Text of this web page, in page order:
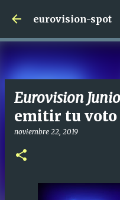
Ir al
eurovision-spot
Eurovision
emitir tu voto
noviembre 22, 2019